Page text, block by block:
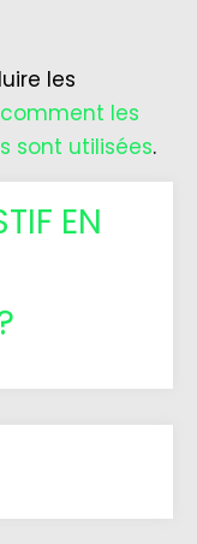
les
les
sont utilisées.
EN